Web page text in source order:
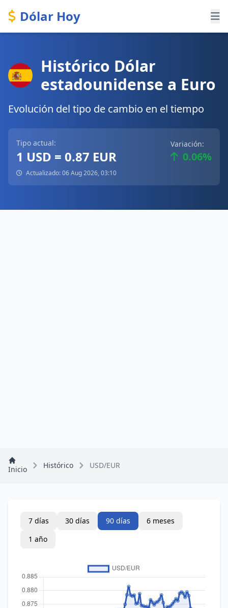
Dólar Hoy
Histórico Dólar
estadounidense a Euro
Evolución del tipo de cambio en el tiempo
Tipo actual:
1 USD = 0.87 EUR
Variación:
0.06%
Actualizado: 06 Aug 2026, 03:10
Inicio Histórico USD/EUR
7 días 30 días 90 días
6 meses
1 año